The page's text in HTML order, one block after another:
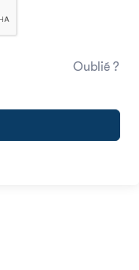
Oublié ?